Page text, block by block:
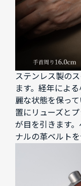
ステンレス製の
ます。経年によ
麗な状態を保っ
置にリューズと
が目を引きます
ナルの革ベルトを